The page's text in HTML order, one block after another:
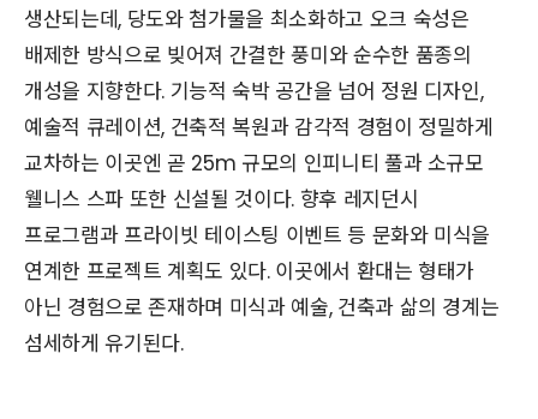
생산되는데, 당도와 첨가물을 최소화하고 오크 숙성은
배제한 방식으로 빚어져 간결한 풍미와 순수한 품종의
개성을 지향한다. 기능적 숙박 공간을 넘어 정원 디자인,
예술적 큐레이션, 건축적 복원과 감각적 경험이 정밀하게
교차하는 이곳엔 곧 25m 규모의 인피니티 풀과 소규모
웰니스 스파 또한 신설될 것이다. 향후 레지던시
프로그램과 프라이빗 테이스팅 이벤트 등 문화와 미식을
연계한 프로젝트 계획도 있다. 이곳에서 환대는 형태가
아닌 경험으로 존재하며 미식과 예술, 건축과 삶의 경계는
섬세하게 유기된다.